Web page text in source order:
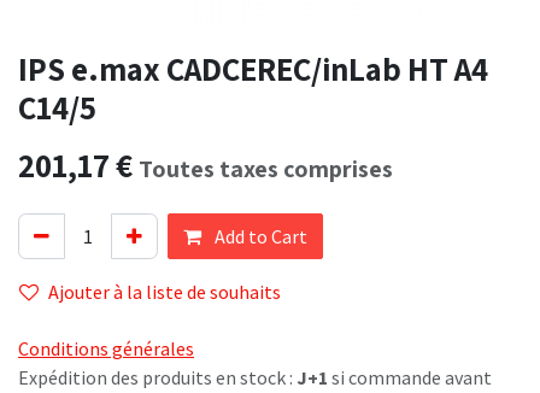
IPS e.max CADCEREC/inLab HT A4
C14/5
201,17€ Toutes taxes comprises
Add to Cart
Ajouter à la liste de souhaits
Conditions générales
Expédition des produits en stock : J+1 si commande avant